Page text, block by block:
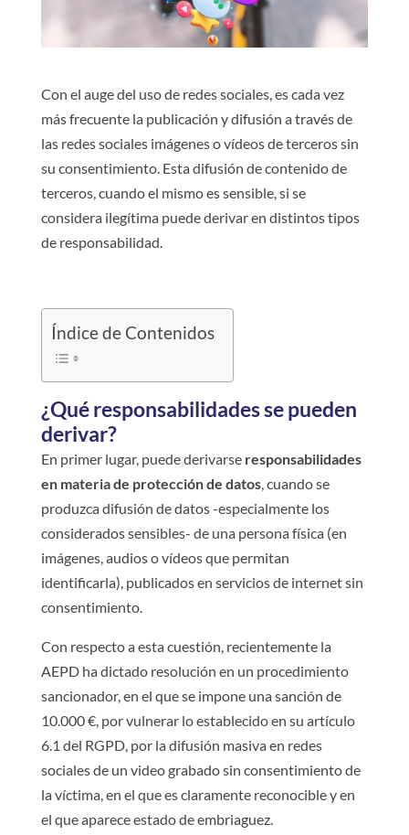
Con el auge del uso de redes sociales, es cada vez
más frecuente la publicación y difusión a través de
las redes sociales imágenes o vídeos de terceros sin
su consentimiento. Esta difusión de contenido de
terceros, cuando el mismo es sensible, si se
considera ilegítima puede derivar en distintos tipos
de responsabilidad.
Índice de Contenidos
¿Qué responsabilidades se pueden
derivar?
En primer lugar, puede derivarseresponsabilidades
en materia de protección de datos, cuando se
produzca difusión de datos -especialmente los
considerados sensibles- de una persona física (en
imágenes, audios o vídeos que permitan
identificarla), publicados en servicios de internet sin
consentimiento.
Con respecto a esta cuestión, recientemente la
AEPD ha dictado resolución en un procedimiento
sancionador, en el que se impone una sanción de
10.000 €, por vulnerar lo establecido en su artículo
6.1 del RGPD, por la difusión masiva en redes
sociales de un video grabado sin consentimiento de
la víctima, en el que es claramente reconocible y en
el que aparece estado de embriaguez.